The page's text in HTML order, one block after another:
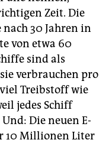
Zeit. Die
30 Jahren in
von etwa 60
sind als
verbrauchen pro
Treibstoff wie
jedes Schiff
Die neuen E-
10 Millionen Liter